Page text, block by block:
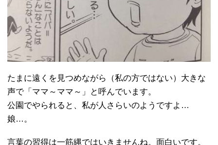
たまに遠くを見つめながら（私の方ではない）大きな
声で「ママ～ママ～」と呼んでいます。
公園でやられると、私が人さらいのようですよ…
娘…。
言葉の習得は一筋縄ではいきませんね。面白いです。